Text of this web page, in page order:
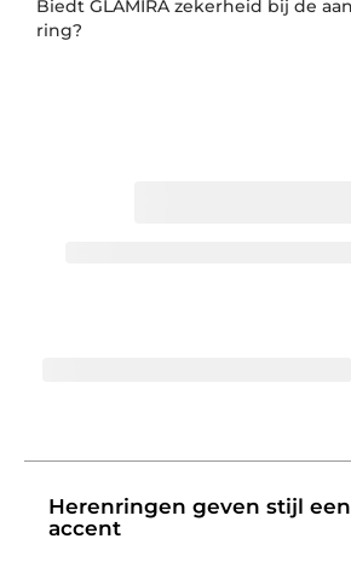
Biedt GLAMIRA zekerheid bij de
ring?
Herenringen geven stijl
accent